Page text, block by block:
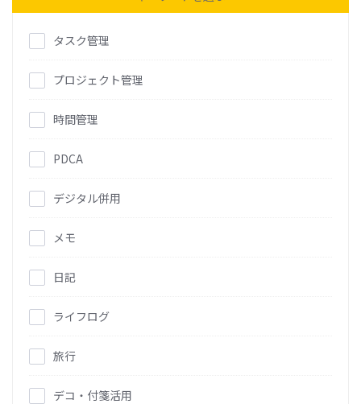
タスク管理
プロジェクト管理
時間管理
PDCA
デジタル併用
メモ
日記
ライフログ
旅行
デコ・付箋活用